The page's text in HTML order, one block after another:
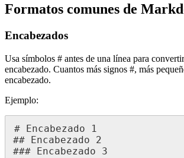
Formatos comunes de
Encabezados
Usa símbolos # antes de una línea para
encabezado. Cuantos más signos #, más pequeñ
encabezado.
Ejemplo:
# Encabezado
1
## Encabezado
2
### Encabezado 3